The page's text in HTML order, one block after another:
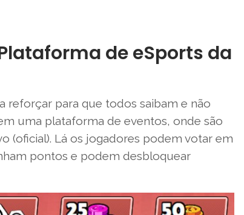
de eSports da
reforçar para que todos saibam e não
uma plataforma de eventos, onde são
(oficial). Lá os jogadores podem votar em
pontos e podem desbloquear